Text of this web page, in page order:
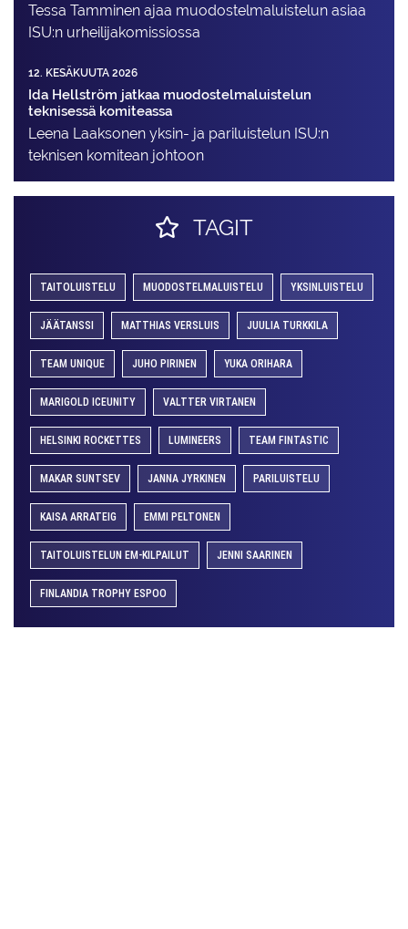
Tessa Tamminen ajaa muodostelma­luistelun asiaa
ISU:n urheilija­komissiossa
12. KESÄKUUTA 2026
Ida Hellström jatkaa muodostelmaluistelun
teknisessä komiteassa
Leena Laaksonen yksin- ja pariluistelun ISU:n
teknisen komitean johtoon
TAGIT
TAITOLUISTELU MUODOSTELMALUISTELU YKSINLUISTELU
JÄÄTANSSI MATTHIAS VERSLUIS JUULIA TURKKILA
TEAM UNIQUE JUHO PIRINEN YUKA ORIHARA
MARIGOLD ICEUNITY VALTTER VIRTANEN
HELSINKI ROCKETTES LUMINEERS TEAM FINTASTIC
MAKAR SUNTSEV JANNA JYRKINEN PARILUISTELU
KAISA ARRATEIG EMMI PELTONEN
TAITOLUISTELUN EM-KILPAILUT JENNI SAARINEN
FINLANDIA TROPHY ESPOO